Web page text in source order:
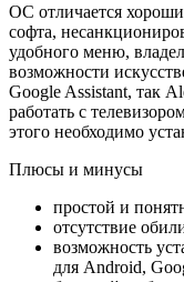
ОС отличается
софта,
удобного меню,
возможности
Google Assistant, так
работать с
этого необходимо
Плюсы и минусы
простой и
отсутствие
возможность
для Android,